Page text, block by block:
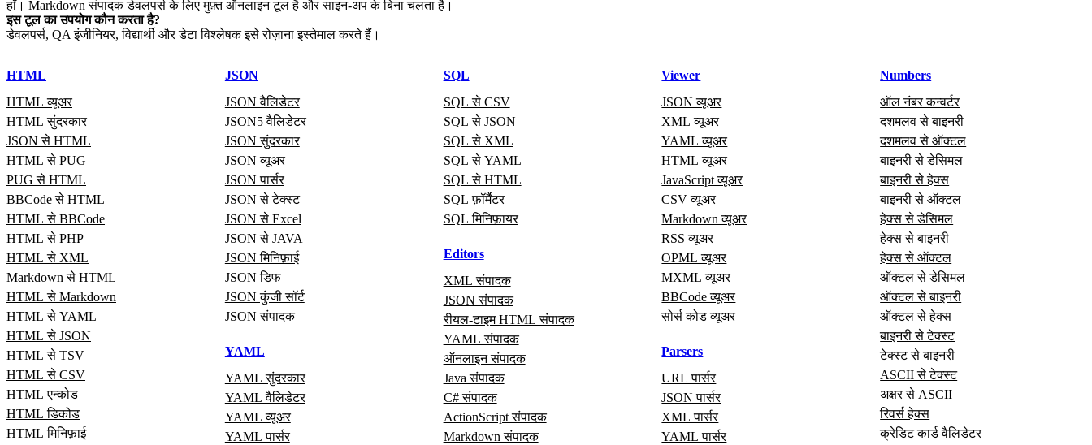
हाँ। Markdown संपादक डेवलपर्स के लिए मुफ़्त ऑनलाइन टूल है और साइन‑अप के बिना चलता है।
इस टूल का उपयोग कौन करता है?
डेवलपर्स, QA इंजीनियर, विद्यार्थी और डेटा विश्लेषक इसे रोज़ाना इस्तेमाल करते हैं।
HTML
HTML व्यूअर
HTML सुंदरकार
JSON से HTML
HTML से PUG
PUG से HTML
BBCode से HTML
HTML से BBCode
HTML से PHP
HTML से XML
Markdown से HTML
HTML से Markdown
HTML से YAML
HTML से JSON
HTML से TSV
HTML से CSV
HTML एन्कोड
HTML डिकोड
HTML मिनिफ़ाई
JSON
JSON वैलिडेटर
JSON5 वैलिडेटर
JSON सुंदरकार
JSON व्यूअर
JSON पार्सर
JSON से टेक्स्ट
JSON से Excel
JSON से JAVA
JSON मिनिफ़ाई
JSON डिफ
JSON कुंजी सॉर्ट
JSON संपादक
YAML
YAML सुंदरकार
YAML वैलिडेटर
YAML व्यूअर
YAML पार्सर
SQL
SQL से CSV
SQL से JSON
SQL से XML
SQL से YAML
SQL से HTML
SQL फ़ॉर्मैटर
SQL मिनिफ़ायर
Editors
XML संपादक
JSON संपादक
रीयल‑टाइम HTML संपादक
YAML संपादक
ऑनलाइन संपादक
Java संपादक
C# संपादक
ActionScript संपादक
Markdown संपादक
Viewer
JSON व्यूअर
XML व्यूअर
YAML व्यूअर
HTML व्यूअर
JavaScript व्यूअर
CSV व्यूअर
Markdown व्यूअर
RSS व्यूअर
OPML व्यूअर
MXML व्यूअर
BBCode व्यूअर
सोर्स कोड व्यूअर
Parsers
URL पार्सर
JSON पार्सर
XML पार्सर
YAML पार्सर
Numbers
ऑल नंबर कन्वर्टर
दशमलव से बाइनरी
दशमलव से ऑक्टल
बाइनरी से डेसिमल
बाइनरी से हेक्स
बाइनरी से ऑक्टल
हेक्स से डेसिमल
हेक्स से बाइनरी
हेक्स से ऑक्टल
ऑक्टल से डेसिमल
ऑक्टल से बाइनरी
ऑक्टल से हेक्स
बाइनरी से टेक्स्ट
टेक्स्ट से बाइनरी
ASCII से टेक्स्ट
अक्षर से ASCII
रिवर्स हेक्स
क्रेडिट कार्ड वैलिडेटर